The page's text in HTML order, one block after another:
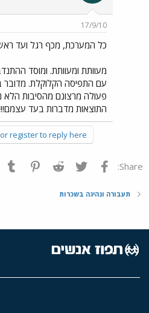
17/9/10
כל המערכת, מכף רגל ועד
מעוותת ומעוותת. ומוסד
עם התפיסה הקלוקלת. מדובר
פעולה מרצונם מהסיבות הלא
התוצאות מדברות בעד
register to reply here.
Share: פייסבוק Twitter
Reddit
תעבורה ונהיגה בשכרות